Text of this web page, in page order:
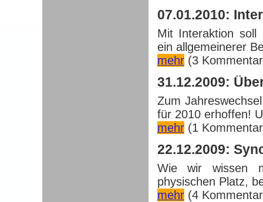
07.01.2010:
Mit Interaktion soll
ein allgemeinerer
mehr(3
31.12.2009:
Zum
für 2010 erhoffen!
mehr(1
22.12.2009:
Wie wir wissen
physischen Platz,
mehr(4